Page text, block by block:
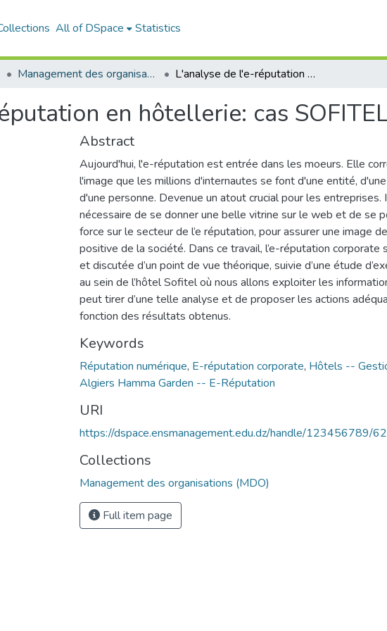
All of DSpace Statistics
Management des organisations (MDO) L'analyse de l'e-réputation en hôtellerie: cas SOFITEL ALGIERS
en hôtellerie: cas
Abstract
Aujourd'hui, l'e-réputation est entrée dans les moeurs. Elle
l'image que les millions d'internautes se font d'une entité,
d'une personne. Devenue un atout crucial pour les entreprises.
nécessaire de se donner une belle vitrine sur le web et de se
force sur le secteur de l’e réputation, pour assurer une image
positive de la société. Dans ce travail, l’e-réputation corporate
et discutée d’un point de vue théorique, suivie d’une étude
au sein de l’hôtel Sofitel où nous allons exploiter les
peut tirer d’une telle analyse et de proposer les actions
fonction des résultats obtenus.
Keywords
Réputation numérique, E-réputation corporate, Hôtels --
Algiers Hamma Garden -- E-Réputation
URI
https://dspace.ensmanagement.edu.dz/handle/123456789/
Collections
Management des organisations (MDO)
Full item page